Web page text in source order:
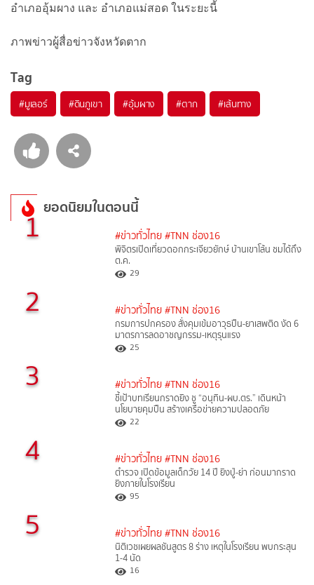
อำเภออุ้มผาง และ อำเภอแม่สอด ในระยะนี้
ภาพข่าวผู้สื่อข่าวจังหวัดตาก
Tag
#มูเลอร์ #ดินภูเขา #อุ้มผาง #ตาก #เส้นทาง
ยอดนิยมในตอนนี้
1 #ข่าวทั่วไทย #TNN ช่อง16
พิจิตรเปิดเที่ยวดอกกระเจียวยักษ์ บ้านเขาโล้น ชมได้ถึง
ต.ค.
29
2 #ข่าวทั่วไทย #TNN ช่อง16
กรมการปกครอง สั่งคุมเข้มอาวุธปืน-ยาเสพติด งัด 6
มาตรการลดอาชญกรรม-เหตุรุนแรง
25
3 #ข่าวทั่วไทย #TNN ช่อง16
ชี้เป้าบทเรียนกราดยิง ชู “อนุทิน-ผบ.ตร.” เดินหน้า
นโยบายคุมปืน สร้างเครือข่ายความปลอดภัย
22
4 #ข่าวทั่วไทย #TNN ช่อง16
ตำรวจ เปิดข้อมูลเด็กวัย 14 ปี ยิงปู่-ย่า ก่อนมากราด
ยิงภายในโรงเรียน
95
5 #ข่าวทั่วไทย #TNN ช่อง16
นิติเวชเผยผลชันสูตร 8 ร่าง เหตุในโรงเรียน พบกระสุน
1-4 นัด
16